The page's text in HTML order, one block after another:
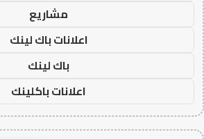
مشاريع
اعلانات باك لينك
باك لينك
اعلانات باكلينك